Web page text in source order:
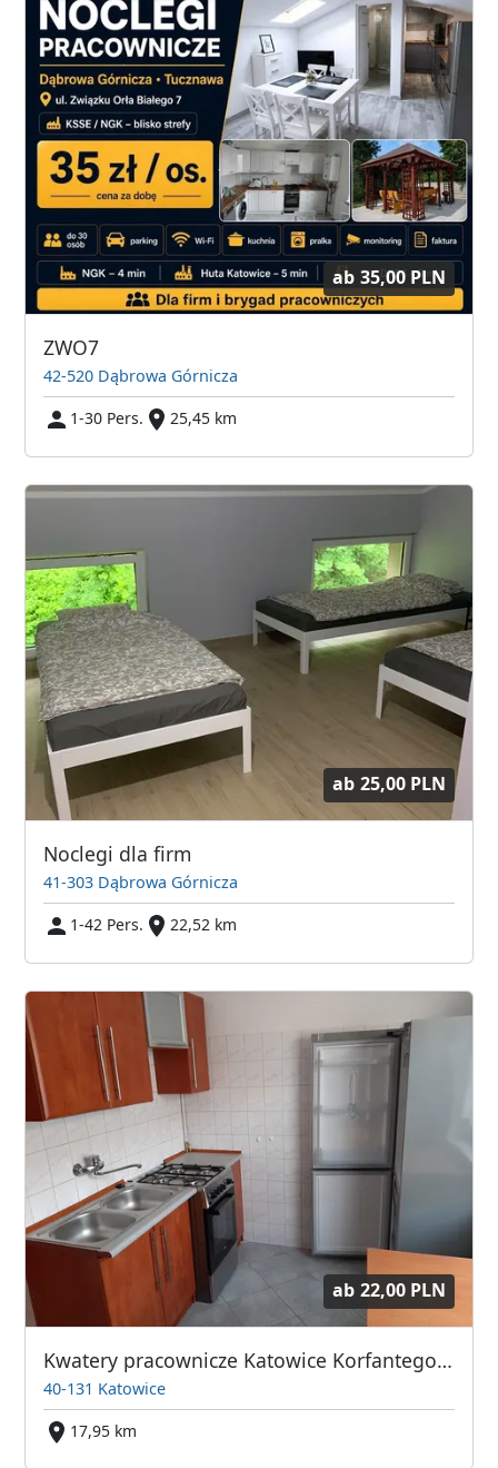
ab 35,00 PLN
ZWO7
42-520 Dąbrowa Górnicza
1-30 Pers.
25,45 km
ab 25,00 PLN
Noclegi dla firm
41-303 Dąbrowa Górnicza
1-42 Pers.
22,52 km
ab 22,00 PLN
Kwatery pracownicze Katowice Korfantego 57
40-131 Katowice
17,95 km